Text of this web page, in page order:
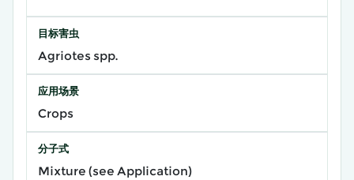
目标害虫
Agriotes spp.
应用场景
Crops
分子式
Mixture (see Application)